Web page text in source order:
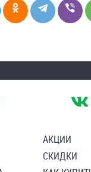
АКЦИИ
СКИДКИ